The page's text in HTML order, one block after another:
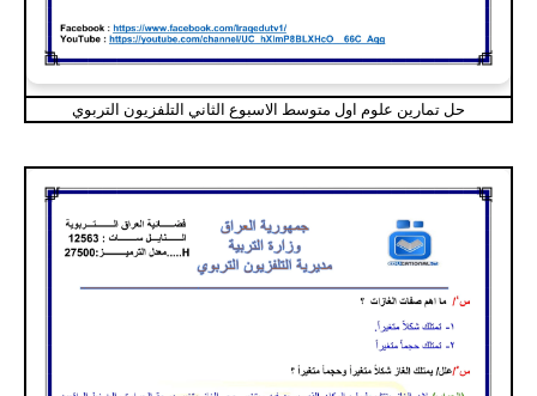
حل تمارين علوم اول متوسط الاسبوع الثاني التلفزيون التربوي